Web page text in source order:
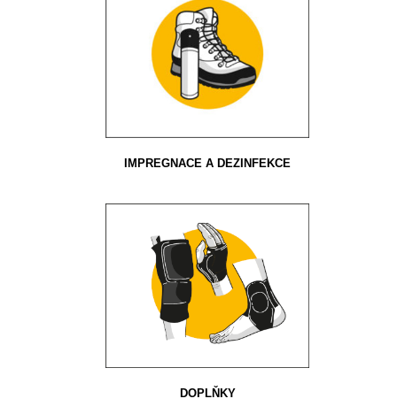
IMPREGNACE A DEZINFEKCE
DOPLŇKY